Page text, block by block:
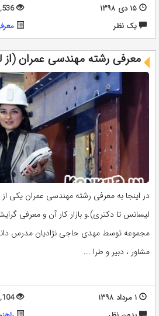
۱۵ دی ۱۳۹۸
يک نظر
معرفی رشته مهندسی عمران
در اینجا به معرفی رشته مهندسی عمران یکی
لیسانس تا دکتری).و بازار کار آن و معرفی
مجموعه توسط مهدی حاجی نژادیان مدرس
مشاور ، دبیر و طرا ...
۱ مرداد ۱۳۹۸
1,104